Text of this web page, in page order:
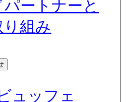
ートナーと
り組み